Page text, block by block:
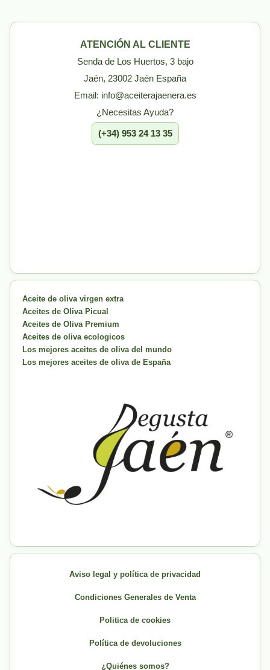
ATENCIÓN AL CLIENTE
Senda de Los Huertos, 3 bajo
Jaén, 23002 Jaén España
Email: info@aceiterajaenera.es
¿Necesitas Ayuda?
(+34) 953 24 13 35
Aceite de oliva virgen extra
Aceites de Oliva Picual
Aceites de Oliva Premium
Aceites de oliva ecologicos
Los mejores aceites de oliva del mundo
Los mejores aceites de oliva de España
Aviso legal y política de privacidad
Condiciones Generales de Venta
Politica de cookies
Política de devoluciones
¿Quiénes somos?